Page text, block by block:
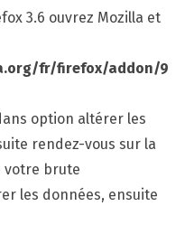
3.6 ouvrez Mozilla et
fr/firefox/addon/9
option altérer les
rendez-vous sur la
votre brute
les données, ensuite